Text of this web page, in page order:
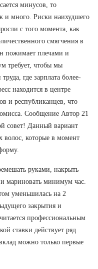
минусов, то
и много. Риски наихудшего
с того момента, как
смягчения в
пожимает плечами и
требует, чтобы мы
где зарплата более-
находится в центре
и республиканцев, что
Сообщение Автор 21
совет! Данный вариант
волос, которые в момент
руками, накрыть
мариновать минимум час.
уменьшилась на 2
закрытия и
профессиональным
ставки действует ряд
можно только первые